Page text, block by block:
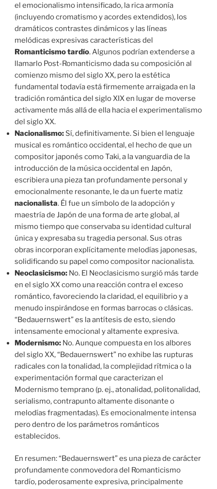
el emocionalismo intensificado, la rica armonía
(incluyendo cromatismo y acordes extendidos), los
dramáticos contrastes dinámicos y las líneas
melódicas expresivas características del
Romanticismo tardío. Algunos podrían extenderse a
llamarlo Post-Romanticismo dada su composición al
comienzo mismo del siglo XX, pero la estética
fundamental todavía está firmemente arraigada en la
tradición romántica del siglo XIX en lugar de moverse
activamente más allá de ella hacia el experimentalismo
del siglo XX.
Nacionalismo: Sí, definitivamente. Si bien el lenguaje
musical es romántico occidental, el hecho de que un
compositor japonés como Taki, a la vanguardia de la
introducción de la música occidental en Japón,
escribiera una pieza tan profundamente personal y
emocionalmente resonante, le da un fuerte matiz
nacionalista. Él fue un símbolo de la adopción y
maestría de Japón de una forma de arte global, al
mismo tiempo que conservaba su identidad cultural
única y expresaba su tragedia personal. Sus otras
obras incorporan explícitamente melodías japonesas,
solidificando su papel como compositor nacionalista.
Neoclasicismo: No. El Neoclasicismo surgió más tarde
en el siglo XX como una reacción contra el exceso
romántico, favoreciendo la claridad, el equilibrio y a
menudo inspirándose en formas barrocas o clásicas.
“Bedauernswert” es la antítesis de esto, siendo
intensamente emocional y altamente expresiva.
Modernismo: No. Aunque compuesta en los albores
del siglo XX, “Bedauernswert” no exhibe las rupturas
radicales con la tonalidad, la complejidad rítmica o la
experimentación formal que caracterizan el
Modernismo temprano (p. ej., atonalidad, politonalidad,
serialismo, contrapunto altamente disonante o
melodías fragmentadas). Es emocionalmente intensa
pero dentro de los parámetros románticos
establecidos.
En resumen: “Bedauernswert” es una pieza de carácter
profundamente conmovedora del Romanticismo
tardío, poderosamente expresiva, principalmente